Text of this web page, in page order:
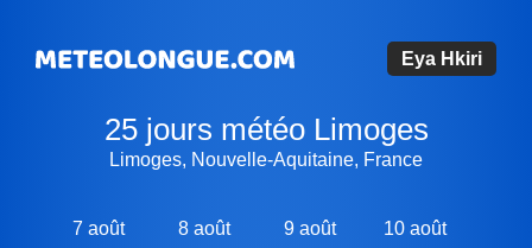
Eya Hkiri
25 jours météo Limoges
Limoges, Nouvelle-Aquitaine, France
7 août 8 août 9 août 10 août